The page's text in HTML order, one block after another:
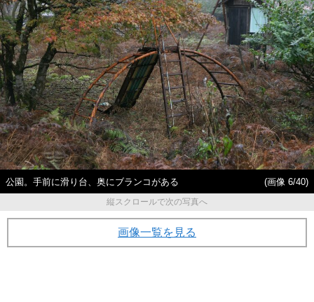
公園。手前に滑り台、奥にブランコがある
(画像 6/40)
縦スクロールで次の写真へ
画像一覧を見る